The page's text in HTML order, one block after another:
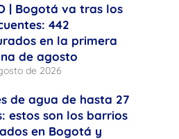
| Bogotá va tras los
442
en la primera
de agosto
de 2026
de agua de hasta 27
estos son los barrios
en Bogotá y